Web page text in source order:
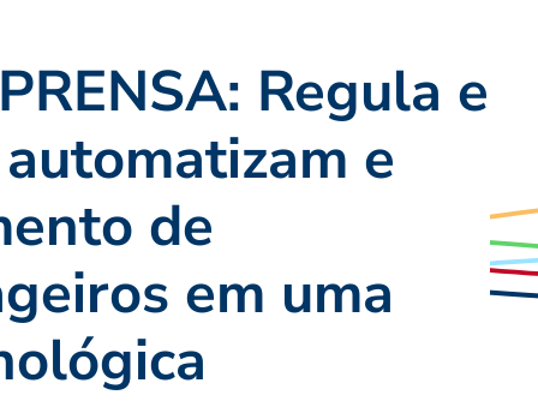
Regula e
e
de
em uma